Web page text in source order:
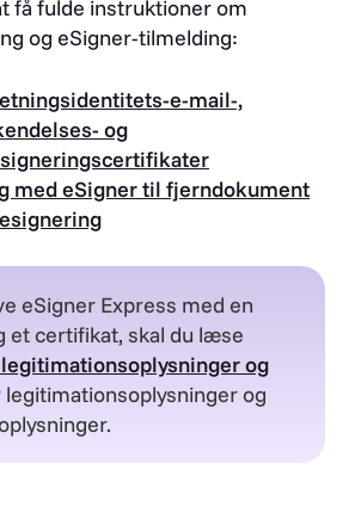
få fulde instruktioner om
og eSigner-tilmelding:
e-mail-,
og
med eSigner til fjerndokument
eSigner Express med en
et certifikat, skal du læse
og
og